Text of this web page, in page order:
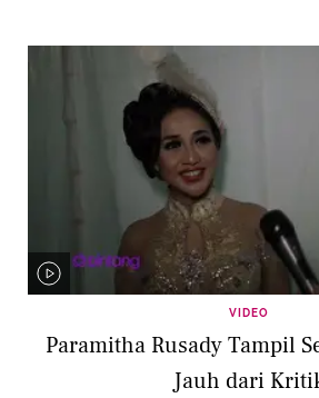
VIDEO
Paramitha Rusady Tampil
Jauh dari